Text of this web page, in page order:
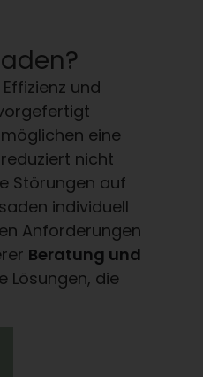
und
eine
nicht
Störungen auf
individuell
Anforderungen
Beratung und
Lösungen, die